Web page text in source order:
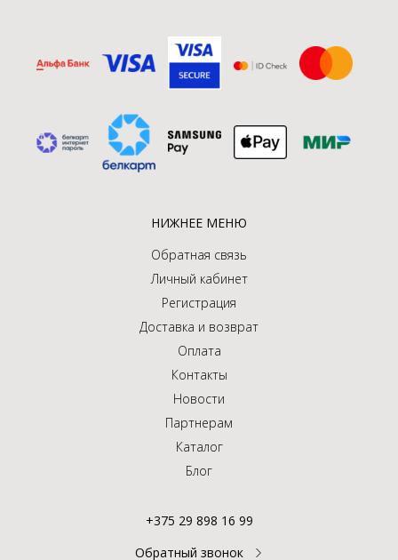
НИЖНЕЕ МЕНЮ
Обратная связь
Личный кабинет
Регистрация
Доставка и возврат
Оплата
Контакты
Новости
Партнерам
Каталог
Блог
+375 29 898 16 99
Обратный звонок